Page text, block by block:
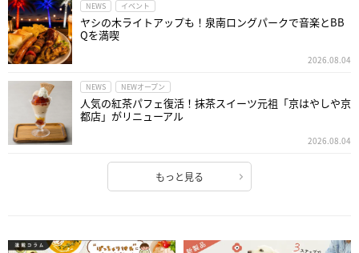
NEWS イベント
ヤシの木ライトアップも！泉南ロングパークで音楽とBB
Qを満喫
2026.08.04
NEWS NEWオープン
人気の紅茶パフェ復活！抹茶スイーツ元祖「京はやしや京
都店」がリニューアル
2026.08.04
もっと見る